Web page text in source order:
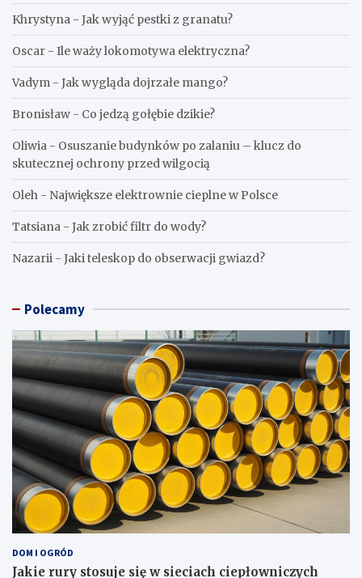
Khrystyna - Jak wyjąć pestki z granatu?
Oscar - Ile waży lokomotywa elektryczna?
Vadym - Jak wygląda dojrzałe mango?
Bronisław - Co jedzą gołębie dzikie?
Oliwia - Osuszanie budynków po zalaniu – klucz do
skutecznej ochrony przed wilgocią
Oleh - Największe elektrownie cieplne w Polsce
Tatsiana - Jak zrobić filtr do wody?
Nazarii - Jaki teleskop do obserwacji gwiazd?
Polecamy
DOM I OGRÓD
Jakie rury stosuje się w sieciach ciepłowniczych